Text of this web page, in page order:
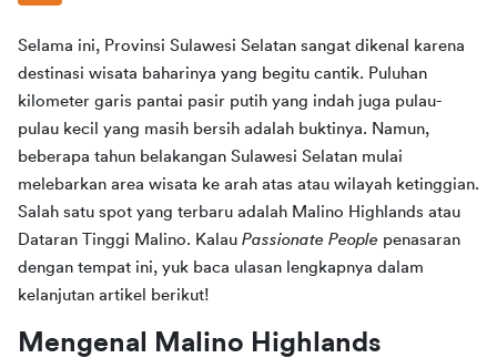
Selama ini, Provinsi Sulawesi Selatan sangat dikenal karena
destinasi wisata baharinya yang begitu cantik. Puluhan
kilometer garis pantai pasir putih yang indah juga pulau-
pulau kecil yang masih bersih adalah buktinya. Namun,
beberapa tahun belakangan Sulawesi Selatan mulai
melebarkan area wisata ke arah atas atau wilayah ketinggian.
Salah satu spot yang terbaru adalah Malino Highlands atau
Dataran Tinggi Malino. Kalau Passionate People penasaran
dengan tempat ini, yuk baca ulasan lengkapnya dalam
kelanjutan artikel berikut!
Mengenal Malino Highlands